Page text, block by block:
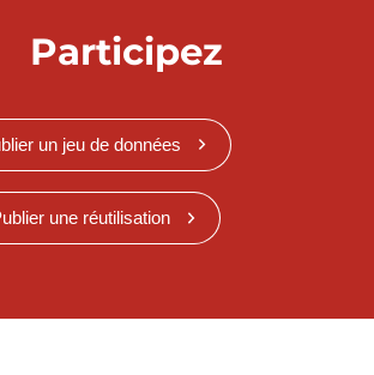
Participez
un jeu de données
une réutilisation